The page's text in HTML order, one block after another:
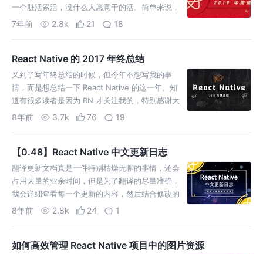
一个脏活累活，没什么人愿意干的活。简单来说，
就是把 2018 年所有的更新日志看一遍，然后统计
7年前 2.8k 21 18
React Native 的 2017 年终总结
又到了写年终总结的时候，但今年不想写我的事
情，而是想总结一下 React Native 的这一年。知
道有很多读者是因为 RN 才关注我的，特别感谢大
家的关注。在过去一年，我坚持只发原创文章，其
8年前 3.7k 76 19
【0.48】React Native 中文更新日志
翻译更新文档真是一件特别枯燥无聊的事情，还会
占用大量的业余时间，但是为了翻译的尽量准确，
我会详细查看每一个更新的内容，然后结合修改的
代码和更新说明再进行翻译。尽管如此有时候还是
或者关注我的公…
8年前 2.8k 24 1
如何高效管理 React Native 项目中的图片资源